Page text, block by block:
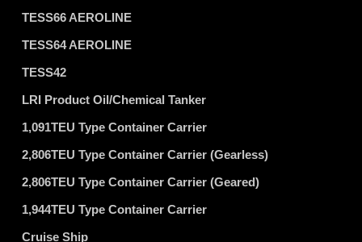
TESS66 AEROLINE
TESS64 AEROLINE
TESS42
LRI Product Oil/Chemical Tanker
1,091TEU Type Container Carrier
2,806TEU Type Container Carrier (Gearless)
2,806TEU Type Container Carrier (Geared)
1,944TEU Type Container Carrier
Cruise Ship